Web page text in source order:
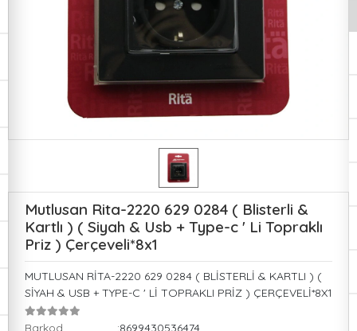
Mutlusan Rita-2220 629 0284 ( Blisterli &
Kartlı ) ( Siyah & Usb + Type-c ' Li Topraklı
Priz ) Çerçeveli*8x1
MUTLUSAN RİTA-2220 629 0284 ( BLİSTERLİ & KARTLI ) (
SİYAH & USB + TYPE-C ' Lİ TOPRAKLI PRİZ ) ÇERÇEVELİ*8X1
Barkod
:8699430536474